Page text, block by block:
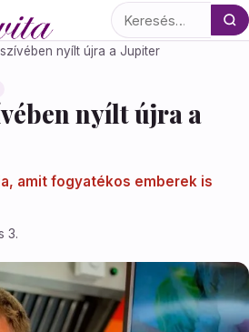
Keresés
nyílt újra a Jupiter
nyílt újra a
amit fogyatékos emberek is
3.